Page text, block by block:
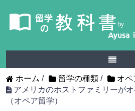
ホーム / 留学の種類 / オペ
アメリカのホストファミリーが
（オペア留学）